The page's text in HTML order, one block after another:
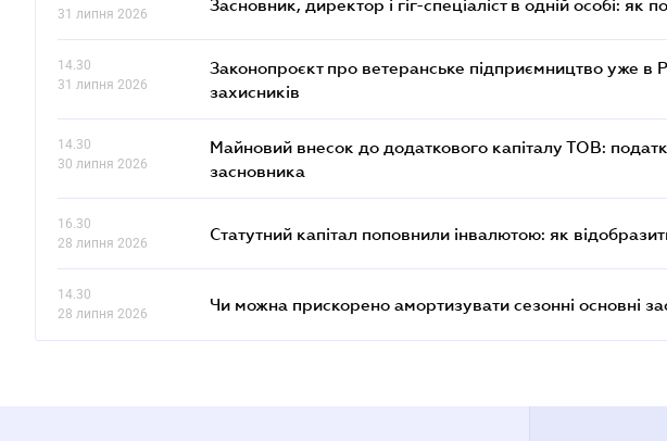
31 липня 2026
Засновник, директор і гіг-спеціаліст в одній особі: як
14.30
31 липня 2026
Законопроєкт про ветеранське підприємництво уже в
захисників
14.30
30 липня 2026
Майновий внесок до додаткового капіталу ТОВ:
засновника
16.30
28 липня 2026
Статутний капітал поповнили інвалютою: як
14.30
28 липня 2026
Чи можна прискорено амортизувати сезонні основні